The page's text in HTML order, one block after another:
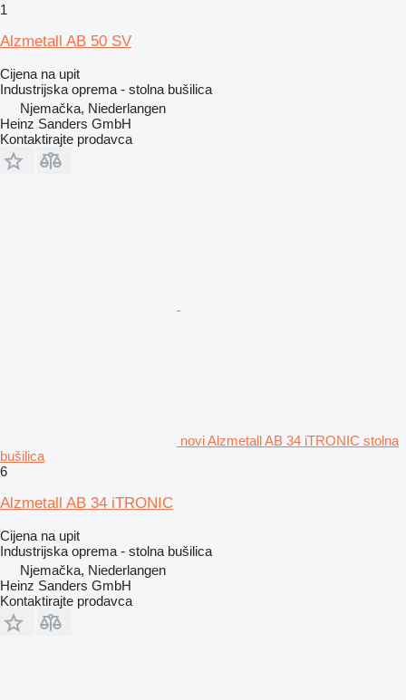
1
Alzmetall AB 50 SV
Cijena na upit
Industrijska oprema - stolna bušilica
Njemačka, Niederlangen
Heinz Sanders GmbH
Kontaktirajte prodavca
novi Alzmetall AB 34 iTRONIC stolna
bušilica
6
Alzmetall AB 34 iTRONIC
Cijena na upit
Industrijska oprema - stolna bušilica
Njemačka, Niederlangen
Heinz Sanders GmbH
Kontaktirajte prodavca